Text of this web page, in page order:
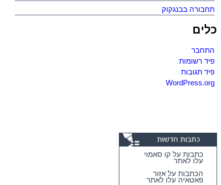
תחבורה בבנגקוק
כלים
התחבר
פיד רשומות
פיד תגובות
WordPress.org
כתבות על קו סאמוי
עלו לאתר
הכתבות על אזור
פאטאיה עלו לאתר